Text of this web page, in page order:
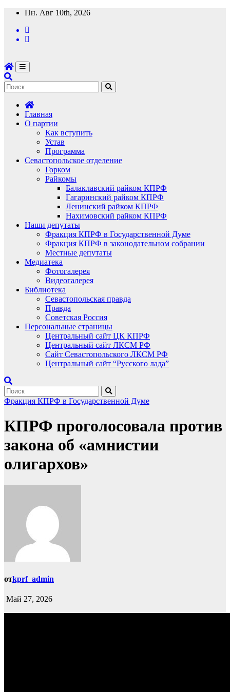
Перейти
содержимому
Пн. Авг 10th, 2026
Главная
О партии
Как вступить
Устав
Программа
Севастопольское отделение
Горком
Райкомы
Балаклавский райком КПРФ
Гагаринский райком КПРФ
Ленинский райком КПРФ
Нахимовский райком КПРФ
Наши депутаты
Фракция КПРФ в Государственной Думе
Фракция КПРФ в законодательном собрании
Местные депутаты
Медиатека
Фотогалерея
Видеогалерея
Библиотека
Севастопольская правда
Правда
Советская Россия
Персональные страницы
Центральный сайт ЦК КПРФ
Центральный сайт ЛКСМ РФ
Сайт Севастопольского ЛКСМ РФ
Центральный сайт “Русского лада”
Фракция КПРФ в Государственной Думе
КПРФ проголосовала против
закона об «амнистии
олигархов»
отkprf_admin
Май 27, 2026